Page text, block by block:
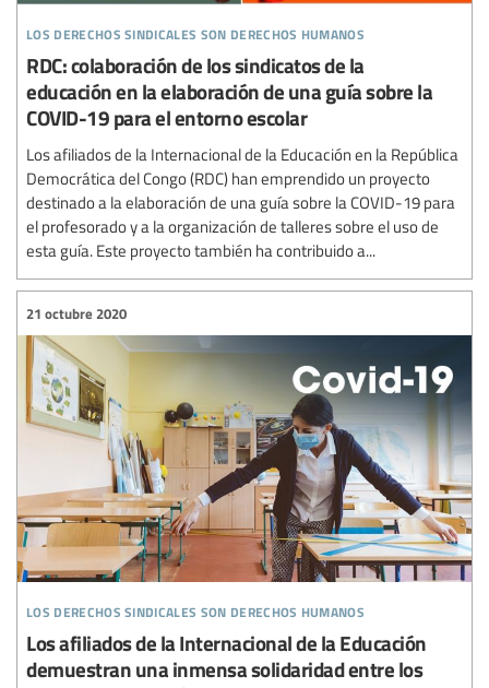
los derechos sindicales son derechos humanos
RDC: colaboración de los sindicatos de la
educación en la elaboración de una guía sobre la
COVID-19 para el entorno escolar
Los afiliados de la Internacional de la Educación en la República
Democrática del Congo (RDC) han emprendido un proyecto
destinado a la elaboración de una guía sobre la COVID-19 para
el profesorado y a la organización de talleres sobre el uso de
esta guía. Este proyecto también ha contribuido a...
los derechos sindicales son derechos humanos
21 octubre 2020
Los afiliados de la Internacional de la Educación
demuestran una inmensa solidaridad entre los